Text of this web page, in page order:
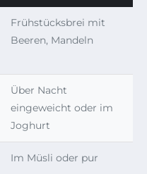
Frühstücksbrei mit
Beeren, Mandeln
Über Nacht
eingeweicht oder im
Joghurt
Im Müsli oder pur